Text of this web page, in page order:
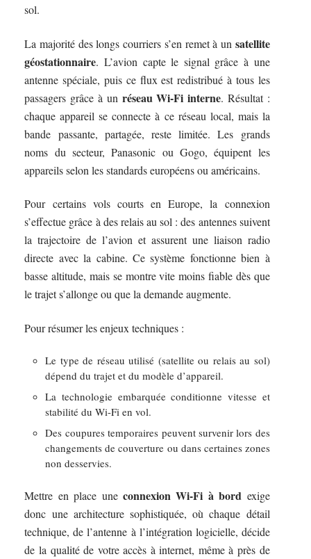
sol.
La majorité des longs courriers s’en remet à un satellite
géostationnaire. L’avion capte le signal grâce à une
antenne spéciale, puis ce flux est redistribué à tous les
passagers grâce à un réseau Wi-Fi interne. Résultat :
chaque appareil se connecte à ce réseau local, mais la
bande passante, partagée, reste limitée. Les grands
noms du secteur, Panasonic ou Gogo, équipent les
appareils selon les standards européens ou américains.
Pour certains vols courts en Europe, la connexion
s’effectue grâce à des relais au sol : des antennes suivent
la trajectoire de l’avion et assurent une liaison radio
directe avec la cabine. Ce système fonctionne bien à
basse altitude, mais se montre vite moins fiable dès que
le trajet s’allonge ou que la demande augmente.
Pour résumer les enjeux techniques :
Le type de réseau utilisé (satellite ou relais au sol)
dépend du trajet et du modèle d’appareil.
La technologie embarquée conditionne vitesse et
stabilité du Wi-Fi en vol.
Des coupures temporaires peuvent survenir lors des
changements de couverture ou dans certaines zones
non desservies.
Mettre en place une connexion Wi-Fi à bord exige
donc une architecture sophistiquée, où chaque détail
technique, de l’antenne à l’intégration logicielle, décide
de la qualité de votre accès à internet, même à près de